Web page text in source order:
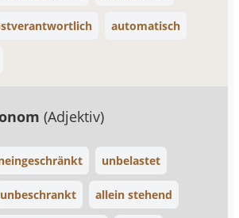
automatisch
(Adjektiv)
unbelastet
unbeschrankt allein stehend